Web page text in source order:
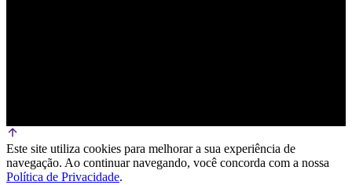
Este site utiliza cookies para melhorar a sua experiência de
navegação. Ao continuar navegando, você concorda com a nossa
Política de Privacidade.